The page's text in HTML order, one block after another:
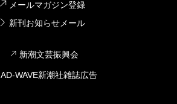
メールマガジン登録
新刊お知らせメール
新潮文芸振興会
AD-WAVE新潮社雑誌広告